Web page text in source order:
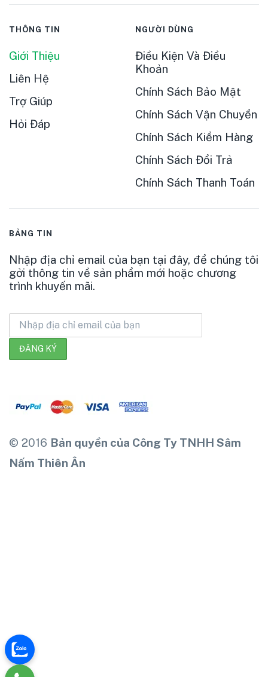
THÔNG TIN
Giới Thiệu
Liên Hệ
Trợ Giúp
Hỏi Đáp
NGƯỜI DÙNG
Điều Kiện Và Điều
Khoản
Chính Sách Bảo Mật
Chính Sách Vận Chuyển
Chính Sách Kiểm Hàng
Chính Sách Đổi Trả
Chính Sách Thanh Toán
BẢNG TIN
Nhập địa chỉ email của bạn tại đây, để chúng tôi
gởi thông tin về sản phẩm mới hoặc chương
trình khuyến mãi.
© 2016 Bản quyền của Công Ty TNHH Sâm
Nấm Thiên Ân